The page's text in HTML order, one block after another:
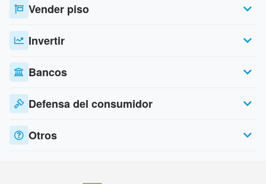
Vender piso
Invertir
Bancos
Defensa del consumidor
Otros